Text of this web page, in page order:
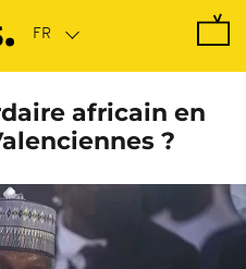
africain en
?